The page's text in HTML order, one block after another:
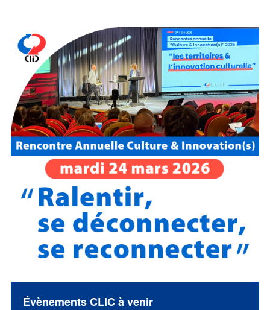
Évènements CLIC à venir